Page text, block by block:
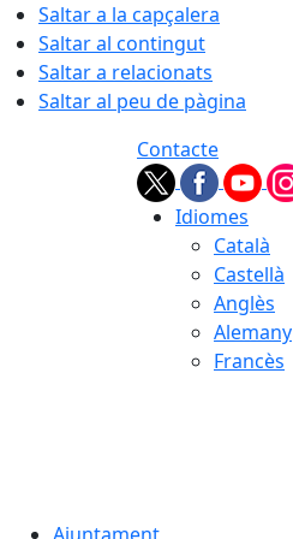
Saltar a la capçalera
Saltar al contingut
Saltar a relacionats
Saltar al peu de pàgina
Contacte
Idiomes
Català
Castellà
Anglès
Alemany
Francès